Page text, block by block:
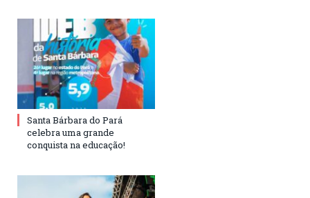
Santa Bárbara do Pará
celebra uma grande
conquista na educação!